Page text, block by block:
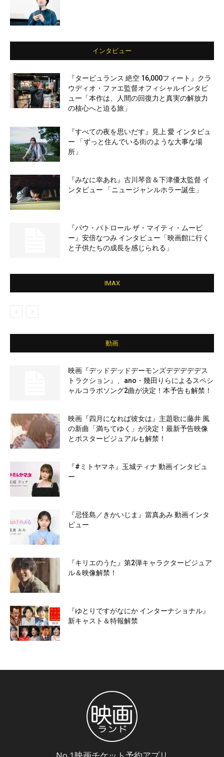
インタビュー
『タービュランス 絶空 16,000フィート』クラ
ウディオ・ファエ監督オフィシャルインタビ
ュー「本作は、人間の回復力と真実の解放力
の核心へと迫る旅」
『すべての夜を思いだす』見上 愛 インタビュ
ー 「ずっと住んでいる街のような大事な場
所」
『みなに幸あれ』古川琴音＆下津優太監督 イ
ンタビュー 「ニュージャンルホラー誕生」
『パウ・パトロール ザ・マイティ・ムービ
ー』安倍なつみ インタビュー「映画館に行く
と子供たちの成長を感じられる」
IMAX
動画
映画『デッドデッドデーモンズデデデデデス
トラクション』、ano・幾田りらによるスペシ
ャルコラボソング2曲が決定！本予告も解禁！
映画『四月になれば彼女は』主題歌に藤井 風
の新曲「満ちてゆく」が決定！最新予告映像
とポスタービジュアルも解禁！
『#ミトヤマネ』玉城ティナ 動画インタビュ
ー
『忌怪島／きかいじま』當真あみ 動画インタ
ビュー
『キリエのうた』第2弾キャラクタービジュア
ル＆映像解禁！
『ゆとりですがなにか インターナショナル』
新キャスト＆特報解禁